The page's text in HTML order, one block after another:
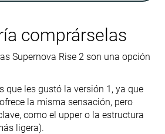
9.3 oz / 264g
7.8 mm
8.0 mm
10.4 mm
10.0 mm
comprárselas
Supernova Rise 2 son una opción
que les gustó la versión 1, ya que
la misma sensación, pero
como el upper o la estructura
ligera).